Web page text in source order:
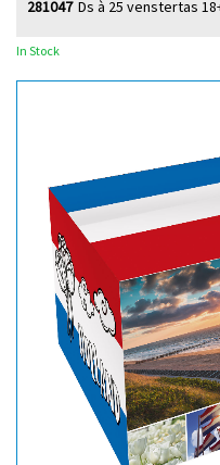
Ds à 25 venstertas
281047
In Stock